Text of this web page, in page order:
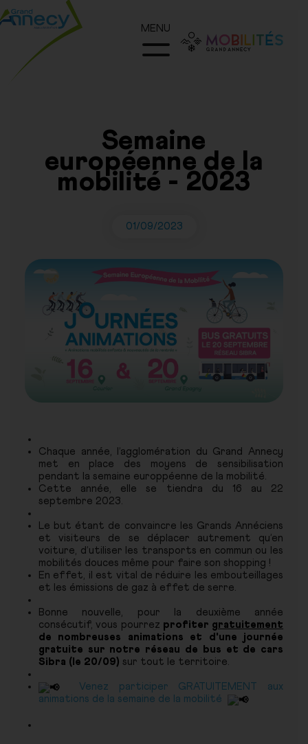
MENU
Semaine
européenne de la
mobilité - 2023
01/09/2023
Chaque année, l’agglomération du Grand Annecy
met en place des moyens de sensibilisation
pendant la semaine europpéenne de la mobilité.
Cette année, elle se tiendra du 16 au 22
septembre 2023.
Le but étant de convaincre les Grands Annéciens
et visiteurs de se déplacer autrement qu’en
voiture, d’utiliser les transports en commun ou les
mobilités douces même pour faire son shopping !
En effet, il est vital de réduire les embouteillages
et les émissions de gaz à effet de serre.
Bonne nouvelle, pour la deuxième année
consécutif, vous pourrez profiter gratuitement
de nombreuses animations et d'une journée
gratuite sur notre réseau de bus et de cars
Sibra (le 20/09) sur tout le territoire.
Venez participer GRATUITEMENT aux
animations de la semaine de la mobilité